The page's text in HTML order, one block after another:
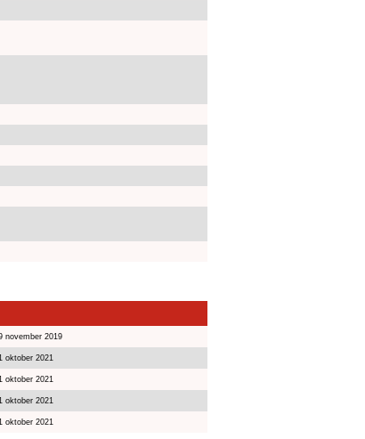
november 2019
oktober 2021
oktober 2021
oktober 2021
oktober 2021